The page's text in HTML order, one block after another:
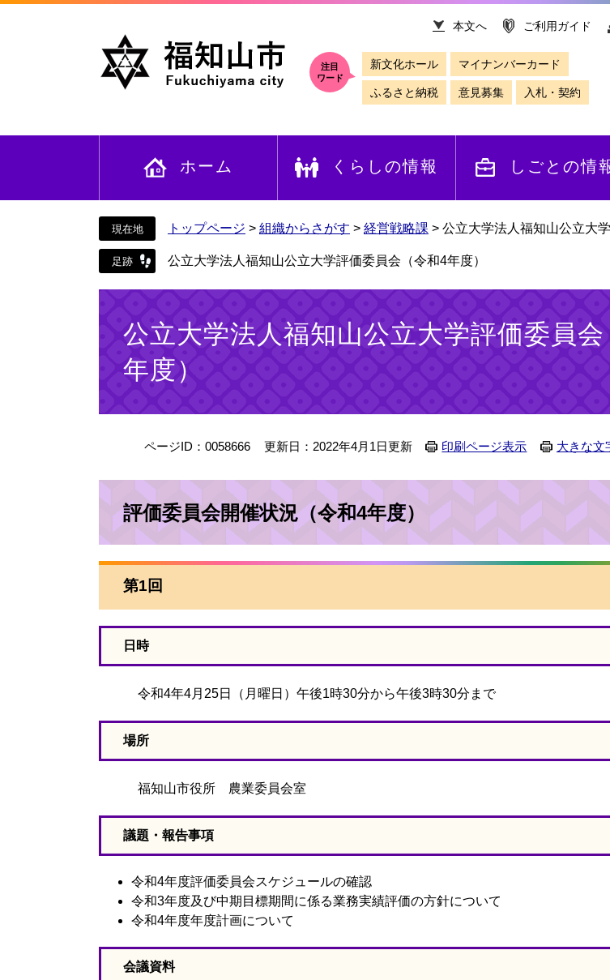
文
本文へ ご利用ガイド
注目
ワード
新文化ホール マイナンバーカード
ふるさと納税 意見募集 入札・契約
ホーム くらしの情報 しごとの情
トップページ > 組織からさがす > 経営戦略課 > 公立大学法人福知山公立大
公立大学法人福知山公立大学評価委員会（令和4年度）
公立大学法人福知山公立大学評価委員
年度）
ページID：0058666 更新日：2022年4月1日更新 印刷ページ表示 大きな文
評価委員会開催状況（令和4年度）
第1回
日時
令和4年4月25日（月曜日）午後1時30分から午後3時30分まで
場所
福知山市役所 農業委員会室
議題・報告事項
令和4年度評価委員会スケジュールの確認
令和3年度及び中期目標期間に係る業務実績評価の方針について
令和4年度年度計画について
会議資料